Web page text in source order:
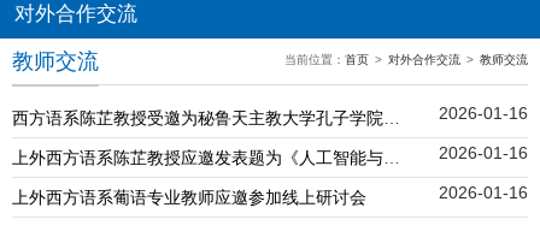
对外合作交流
当前位置： 首页 > 对外合作交流 > 教师交流
教师交流
2026-01-16
2026-01-16
上外西方语系葡语专业教师应邀参加线上研讨会 2026-01-16